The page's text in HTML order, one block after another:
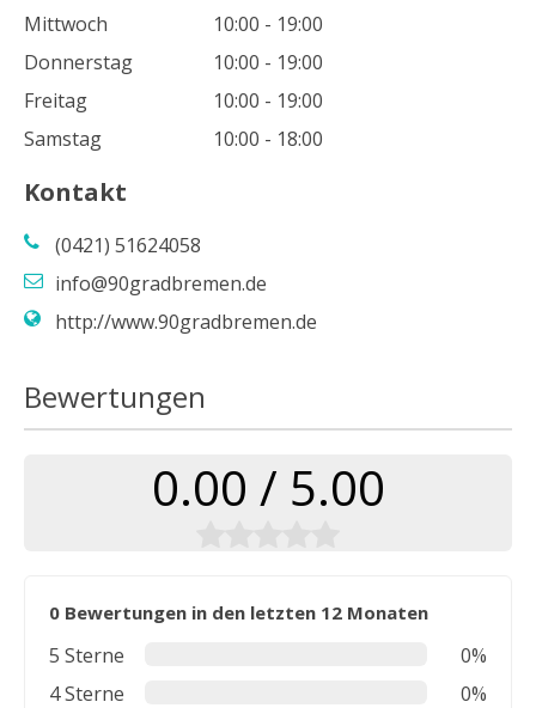
Mittwoch
10:00 - 19:00
Donnerstag
10:00 - 19:00
Freitag
10:00 - 19:00
Samstag
10:00 - 18:00
Kontakt
(0421) 51624058
info@90gradbremen.de
http://www.90gradbremen.de
Bewertungen
0.00 / 5.00
0 Bewertungen in den letzten 12 Monaten
5 Sterne
0%
4 Sterne
0%